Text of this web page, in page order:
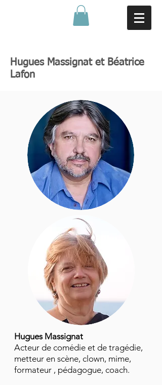
Hugues Massignat et Béatrice
Lafon
Hugues Massignat
Acteur de comédie et de tragédie,
metteur en scène, clown, mime,
formateur , pédagogue, coach.